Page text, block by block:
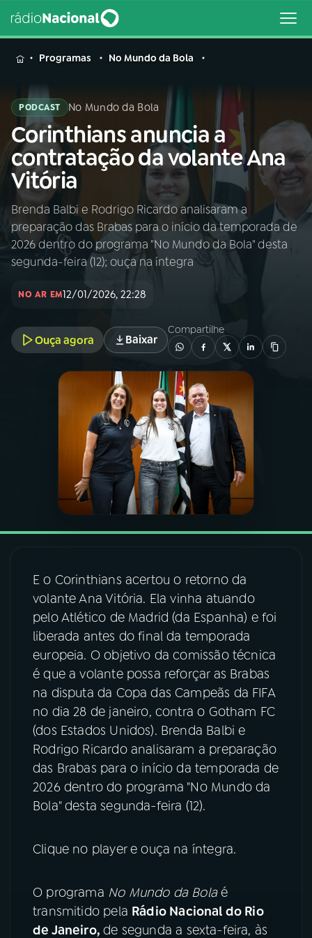
MENU
Buscar
na
Rádio
Nacional
Buscar
AO VIVO
INÍCIO
02A RÁDIO
03PROGRAMAÇÃO
PROGRAMAS
PODCASTS
VIDEOCASTS
07ÚLTIMAS
08 FESTIVAL DE MÚSICA
ACOMPANHE A RÁDIO NACIONAL
YouTube Facebook
Instagram
Programas No Mundo da Bola
PODCAST No Mundo da Bola
Corinthians anuncia a
contratação da volante Ana
Vitória
Brenda Balbi e Rodrigo Ricardo analisaram a
preparação das Brabas para o início da temporada de
2026 dentro do programa "No Mundo da Bola" desta
segunda-feira (12); ouça na íntegra
NO AR EM12/01/2026, 22:28
Ouça agora Baixar
Compartilhe
E o Corinthians acertou o retorno da
volante Ana Vitória. Ela vinha atuando
pelo Atlético de Madrid (da Espanha) e foi
liberada antes do final da temporada
europeia. O objetivo da comissão técnica
é que a volante possa reforçar as Brabas
na disputa da Copa das Campeãs da FIFA
no dia 28 de janeiro, contra o Gotham FC
(dos Estados Unidos). Brenda Balbi e
Rodrigo Ricardo analisaram a preparação
das Brabas para o início da temporada de
2026 dentro do programa "No Mundo da
Bola" desta segunda-feira (12).
Clique no player e ouça na íntegra.
O programa No Mundo da Bolaé
transmitido pela Rádio Nacional do Rio
de Janeiro,de segunda a sexta-feira, às